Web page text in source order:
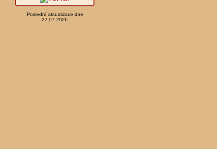
Poslední aktualizace dne
27.07.2026